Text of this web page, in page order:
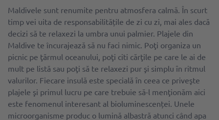
Maldivele sunt renumite pentru atmosfera calmă. În scurt
timp vei uita de responsabilitățile de zi cu zi, mai ales dacă
decizi să te relaxezi la umbra unui palmier. Plajele din
Maldive te încurajează să nu faci nimic. Poţi organiza un
picnic pe ţărmul oceanului, poţi citi cărţile pe care le ai de
mult pe listă sau poţi să te relaxezi pur şi simplu ȋn ritmul
valurilor. Fiecare insulă este specială ȋn ceea ce priveşte
plajele şi primul lucru pe care trebuie să-l menţionăm aici
este fenomenul interesant al bioluminescenței. Unele
microorganisme produc o lumină albastră atunci când apa